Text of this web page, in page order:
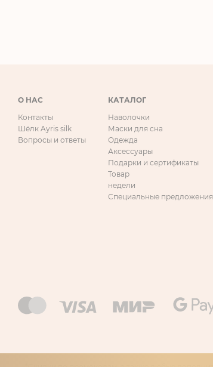
О НАС
Контакты
Шёлк Ayris silk
Вопросы и ответы
КАТАЛОГ
Наволочки
Маски для сна
Одежда
Аксессуары
Подарки и сертификаты
Товар
недели
Специальные предложения